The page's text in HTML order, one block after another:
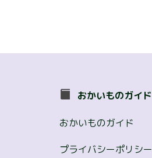
おかいものガイド
おかいものガイド
プライバシーポリシー